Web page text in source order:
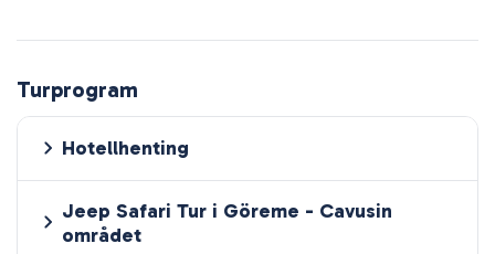
Turprogram
Hotellhenting
Jeep Safari Tur i Göreme - Cavusin
området